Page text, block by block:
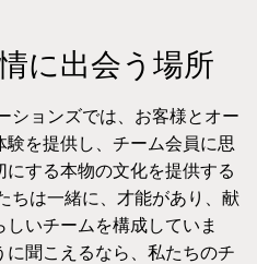
に出会う場所
ションズでは、お客様とオー
を提供し、チーム会員に思
する本物の文化を提供する
ちは一緒に、才能があり、献
いチームを構成していま
聞こえるなら、私たちのチ